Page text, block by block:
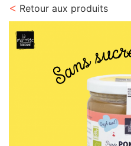
< Retour aux produits